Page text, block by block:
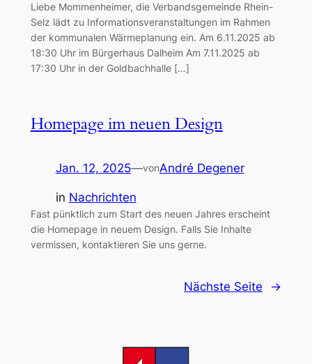
Liebe Mommenheimer, die Verbandsgemeinde Rhein-
Selz lädt zu Informationsveranstaltungen im Rahmen
der kommunalen Wärmeplanung ein. Am 6.11.2025 ab
18:30 Uhr im Bürgerhaus Dalheim Am 7.11.2025 ab
17:30 Uhr in der Goldbachhalle […]
Homepage im neuen Design
Jan. 12, 2025—vonAndré Degener
in Nachrichten
Fast pünktlich zum Start des neuen Jahres erscheint
die Homepage in neuem Design. Falls Sie Inhalte
vermissen, kontaktieren Sie uns gerne.
Nächste Seite →